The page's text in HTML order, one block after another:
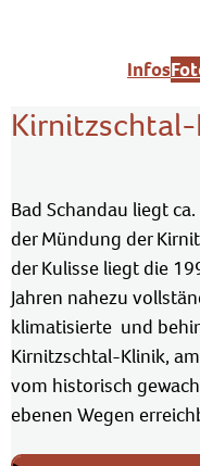
Infos
Kirnitzschtal-
Bad Schandau liegt
der Mündung der
der Kulisse liegt die
Jahren nahezu
klimatisierte und
Kirnitzschtal-Klinik,
vom historisch
ebenen Wegen